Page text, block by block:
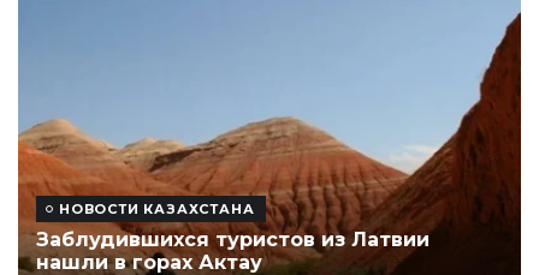
НОВОСТИ КАЗАХСТАНА
Заблудившихся туристов из Латвии
нашли в горах Актау